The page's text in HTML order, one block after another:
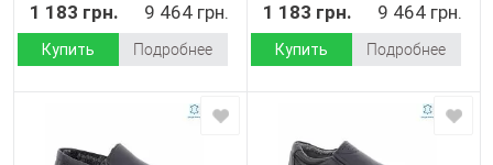
1 183 грн. 9 464 грн.
Купить Подробнее
1 183 грн. 9 464 грн.
Купить Подробнее